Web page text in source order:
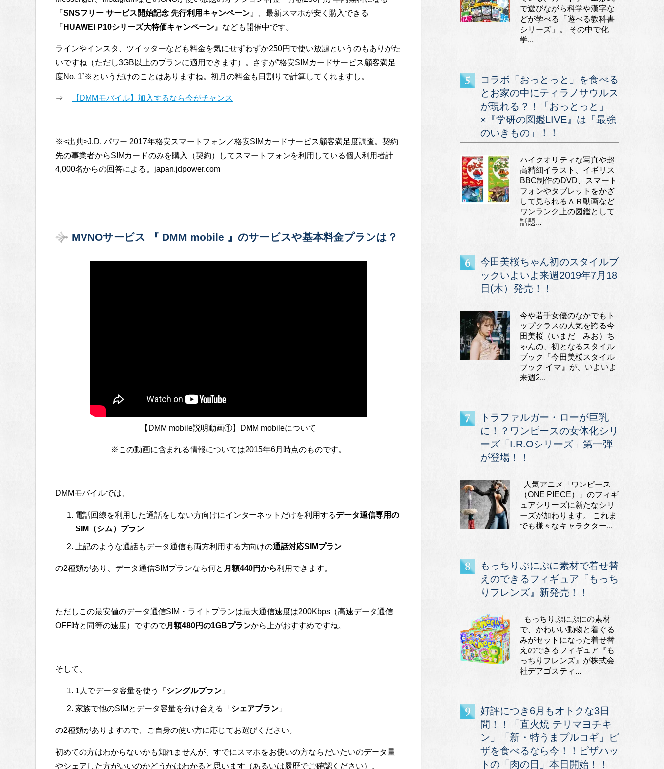
『SNSフリー サービス開始記念 先行利用キャンペーン 』、最新スマホが安く購入できる
『 HUAWEI P10シリーズ大特価キャンペーン 』なども開催中です。
ラインやインスタ、ツイッターなども料金を気にせずわずか250円で使い放題というのもありがた
いですね（ただし3GB以上のプランに適用できます）。さすが“格安SIMカードサービス顧客満足
度No. 1”※というだけのことはありますね。初月の料金も日割りで計算してくれますし。
⇒ 【DMMモバイル】加入するなら今がチャンス
※<出典>J.D. パワー 2017年格安スマートフォン／格安SIMカードサービス顧客満足度調査。契約
先の事業者からSIMカードのみを購入（契約）してスマートフォンを利用している個人利用者計
4,000名からの回答による。japan.jdpower.com
MVNOサービス 『 DMM mobile 』のサービスや基本料金プランは？
【DMM mobile説明動画①】DMM mobileについて
※この動画に含まれる情報については2015年6月時点のものです。
DMMモバイルでは、
電話回線を利用した通話をしない方向けにインターネットだけを利用するデータ通信専用の
SIM（シム）プラン
上記のような通話もデータ通信も両方利用する方向けの通話対応SIMプラン
の2種類があり、データ通信SIMプランなら何と 月額440円から利用できます。
ただしこの最安値のデータ通信SIM・ライトプランは最大通信速度は200Kbps（高速データ通信
OFF時と同等の速度）ですので月額480円の1GBプランから上がおすすめですね。
そして、
1人でデータ容量を使う「 シングルプラン 」
家族で他のSIMとデータ容量を分け合える「 シェアプラン 」
の2種類がありますので、ご自身の使い方に応じてお選びください。
初めての方はわからないかも知れませんが、すでにスマホをお使いの方ならだいたいのデータ量
やシェアした方がいいのかどうかはわかると思います（あるいは履歴でご確認ください）。
で遊びながら科学や漢字な
どが学べる「遊べる教科書
シリーズ」。 その中で化
学...
コラボ「おっとっと」を食べる
とお家の中にティラノサウルス
が現れる？！「おっとっと」
×『学研の図鑑LIVE』は「最強
のいきもの」！！
ハイクオリティな写真や超
高精細イラスト、イギリス
BBC制作のDVD、スマート
フォンやタブレットをかざ
して見られるＡＲ動画など
ワンランク上の図鑑として
話題...
今田美桜ちゃん初のスタイルブ
ックいよいよ来週2019年7月18
日(木）発売！！
今や若手女優のなかでもト
ップクラスの人気を誇る今
田美桜（いまだ みお）ち
ゃんの、初となるスタイル
ブック『今田美桜スタイル
ブック イマ』が、いよいよ
来週2...
トラファルガー・ローが巨乳
に！？ワンピースの女体化シリ
ーズ「I.R.Oシリーズ」第一弾
が登場！！
人気アニメ「ワンピース
（ONE PIECE）」のフィギ
ュアシリーズに新たなシリ
ーズが加わります。 これま
でも様々なキャラクター...
もっちりぷにぷに素材で着せ替
えのできるフィギュア『もっち
りフレンズ』新発売！！
もっちりぷにぷにの素材
で、かわいい動物と着ぐる
みがセットになった着せ替
えのできるフィギュア『も
っちりフレンズ』が株式会
社デアゴスティ...
好評につき6月もオトクな3日
間！！「直火焼 テリマヨチキ
ン」「新・特うまプルコギ」ピ
ザを食べるなら今！！ピザハッ
トの「肉の日」本日開始！！